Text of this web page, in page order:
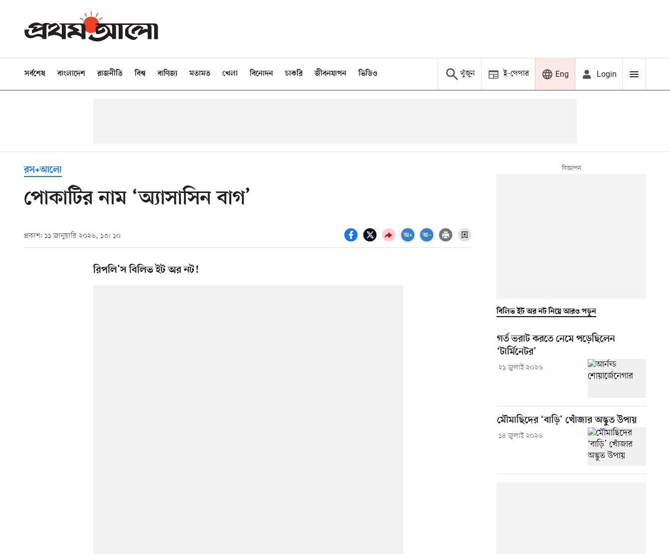
সর্বশেষ বাংলাদেশ রাজনীতি বিশ্ব বাণিজ্য মতামত খেলা বিনোদন চাকরি জীবনযাপন ভিডিও খুঁজুন ই-পেপার Eng Login
রস+আলো
পোকাটির নাম ‘অ্যাসাসিন বাগ’
প্রকাশ: ১১ জানুয়ারি ২০২৬, ১৩: ১০
রিপলি’স বিলিভ ইট অর নট!
বিলিভ ইট অর নট নিয়ে আরও পড়ুন
গর্ত ভরাট করতে নেমে পড়েছিলেন
‘টার্মিনেটর’
২১ জুলাই ২০২৬
মৌমাছিদের ‘বাড়ি’ খোঁজার অদ্ভুত উপায়
১৪ জুলাই ২০২৬